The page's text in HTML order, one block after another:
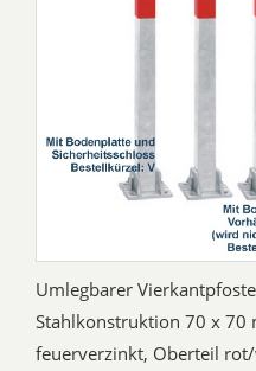
Umlegbarer
Stahlkonstruktion 70 x 70
feuerverzinkt, Oberteil